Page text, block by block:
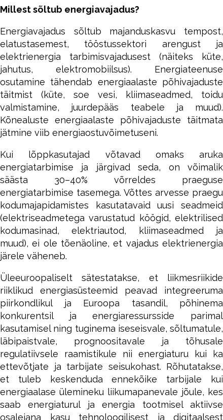
Millest sõltub energiavajadus?
Energiavajadus sõltub majanduskasvu tempost,
elatustasemest, tööstussektori arengust ja
elektrienergia tarbimisvajadusest (näiteks küte,
jahutus, elektromobiilsus). Energiateenuse
osutamine tähendab energiaalaste põhivajaduste
täitmist (küte, soe vesi, kliimaseadmed, toidu
valmistamine, juurdepääs teabele ja muud).
Kõnealuste energiaalaste põhivajaduste täitmata
jätmine viib energiaostuvõimetuseni.
Kui lõppkasutajad võtavad omaks aruka
energiatarbimise ja järgivad seda, on võimalik
säästa 30–40% võrreldes praeguse
energiatarbimise tasemega. Võttes arvesse praegu
kodumajapidamistes kasutatavaid uusi seadmeid
(elektriseadmetega varustatud köögid, elektrilised
kodumasinad, elektriautod, kliimaseadmed ja
muud), ei ole tõenäoline, et vajadus elektrienergia
järele väheneb.
Üleeuroopaliselt sätestatakse, et liikmesriikide
riiklikud energiasüsteemid peavad integreeruma
piirkondlikul ja Euroopa tasandil, põhinema
konkurentsil ja energiaressursside parimal
kasutamisel ning tuginema iseseisvale, sõltumatule,
läbipaistvale, prognoositavale ja tõhusale
regulatiivsele raamistikule nii energiaturu kui ka
ettevõtjate ja tarbijate seisukohast. Rõhutatakse,
et tuleb keskenduda ennekõike tarbijale kui
energiaalase ülemineku liikumapanevale jõule, kes
saab energiaturul ja energia tootmisel aktiivse
osalejana kasu tehnoloogilisest ja digitaalsest